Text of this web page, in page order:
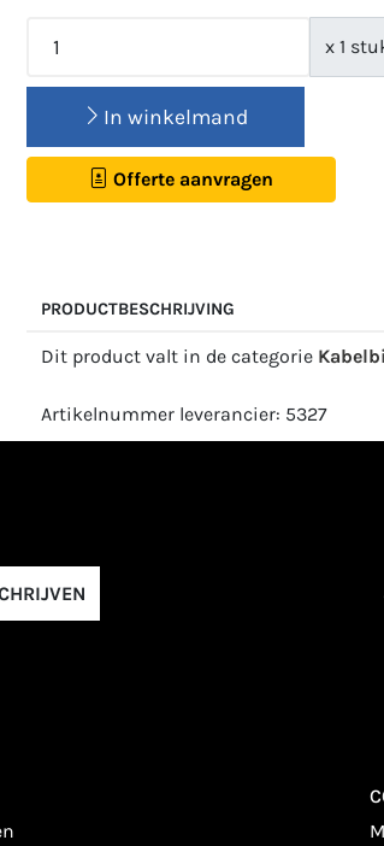
x 1
In winkelmand
Offerte aanvragen
PRODUCTBESCHRIJVING
Dit product valt in de categorie
Artikelnummer leverancier: 5327